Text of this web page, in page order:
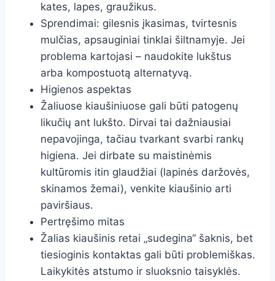
kates, lapes, graužikus.
Sprendimai: gilesnis įkasimas, tvirtesnis
mulčias, apsauginiai tinklai šiltnamyje. Jei
problema kartojasi – naudokite lukštus
arba kompostuotą alternatyvą.
Higienos aspektas
Žaliuose kiaušiniuose gali būti patogenų
likučių ant lukšto. Dirvai tai dažniausiai
nepavojinga, tačiau tvarkant svarbi rankų
higiena. Jei dirbate su maistinėmis
kultūromis itin glaudžiai (lapinės daržovės,
skinamos žemai), venkite kiaušinio arti
paviršiaus.
Pertręšimo mitas
Žalias kiaušinis retai „sudegina“ šaknis, bet
tiesioginis kontaktas gali būti problemiškas.
Laikykitės atstumo ir sluoksnio taisyklės.